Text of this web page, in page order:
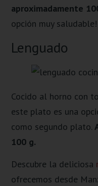
aproximadamente
opción muy saludable!
Lenguado
Cocido al horno con
este plato es una
como segundo plato.
100 g.
Descubre la deliciosa
ofrecemos desde